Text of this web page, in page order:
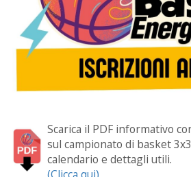
Scarica il PDF informativo
sul campionato di basket
calendario e dettagli utili.